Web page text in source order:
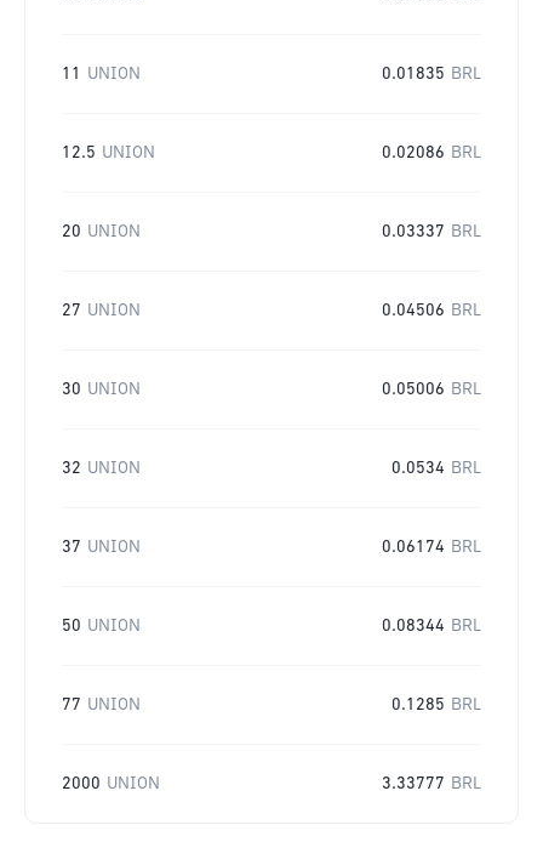
11 UNION 0.01835 BRL
12.5 UNION 0.02086 BRL
20 UNION 0.03337 BRL
27 UNION 0.04506 BRL
30 UNION 0.05006 BRL
32 UNION 0.0534 BRL
37 UNION 0.06174 BRL
50 UNION 0.08344 BRL
77 UNION 0.1285 BRL
2000 UNION 3.33777 BRL